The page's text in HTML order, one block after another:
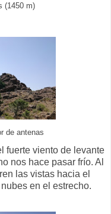
(1450 m)
de antenas
fuerte viento de levante
nos hace pasar frío. Al
las vistas hacia el
en el estrecho.